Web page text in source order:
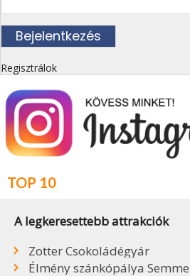
Regisztrálok
TOP 10
A legkeresettebb attrakciók
Zotter Csokoládégyár
Élmény szánkópálya